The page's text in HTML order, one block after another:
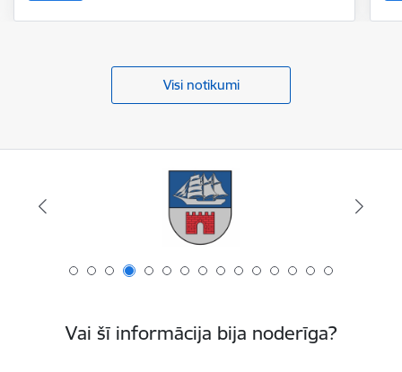
Visi notikumi
Vai šī informācija bija noderīga?